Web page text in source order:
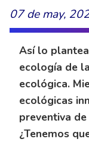
07 de may,
Así lo
ecología de
ecológica.
ecológicas
preventiva
¿Tenemos